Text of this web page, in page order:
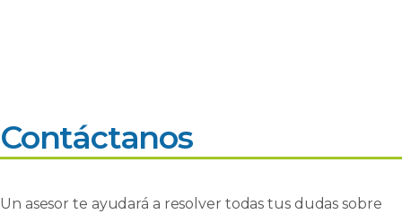
Contáctanos
Un asesor te ayudará a resolver todas tus dudas sobre